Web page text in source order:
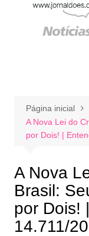
Página inicial
A Nova Lei do
por Dois! |
A Nova
Brasil:
por Dois!
14.711/